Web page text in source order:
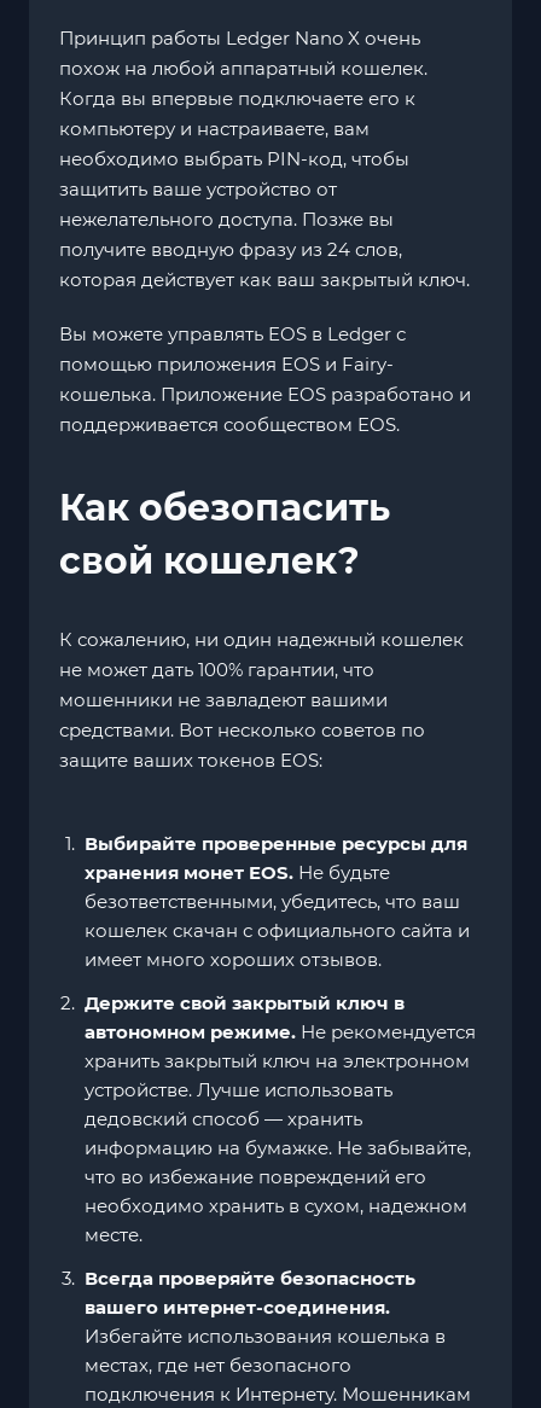
Принцип работы Ledger Nano X очень
похож на любой аппаратный кошелек.
Когда вы впервые подключаете его к
компьютеру и настраиваете, вам
необходимо выбрать PIN-код, чтобы
защитить ваше устройство от
нежелательного доступа. Позже вы
получите вводную фразу из 24 слов,
которая действует как ваш закрытый ключ.
Вы можете управлять EOS в Ledger с
помощью приложения EOS и Fairy-
кошелька. Приложение EOS разработано и
поддерживается сообществом EOS.
Как обезопасить
свой кошелек?
К сожалению, ни один надежный кошелек
не может дать 100% гарантии, что
мошенники не завладеют вашими
средствами. Вот несколько советов по
защите ваших токенов EOS:
Выбирайте проверенные ресурсы для
хранения монет EOS. Не будьте
безответственными, убедитесь, что ваш
кошелек скачан с официального сайта и
имеет много хороших отзывов.
Держите свой закрытый ключ в
автономном режиме. Не рекомендуется
хранить закрытый ключ на электронном
устройстве. Лучше использовать
дедовский способ — хранить
информацию на бумажке. Не забывайте,
что во избежание повреждений его
необходимо хранить в сухом, надежном
месте.
Всегда проверяйте безопасность
вашего интернет-соединения.
Избегайте использования кошелька в
местах, где нет безопасного
подключения к Интернету. Мошенникам